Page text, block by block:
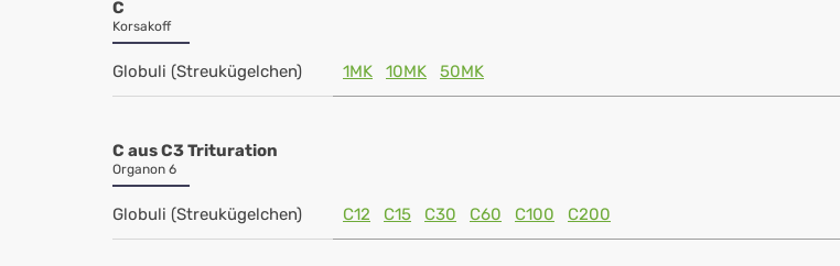
C
Korsakoff
Globuli (Streukügelchen) 1MK 10MK 50MK
C aus C3 Trituration
Organon 6
Globuli (Streukügelchen) C12 C15 C30 C60 C100 C200